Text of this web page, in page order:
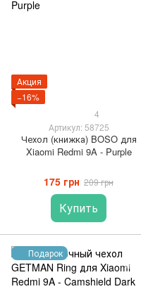
Акция
−16%
4
Артикул: 58725
Чехол (книжка) BOSO для
Xiaomi Redmi 9A - Purple
175 грн 209 грн
Купить
Подарок